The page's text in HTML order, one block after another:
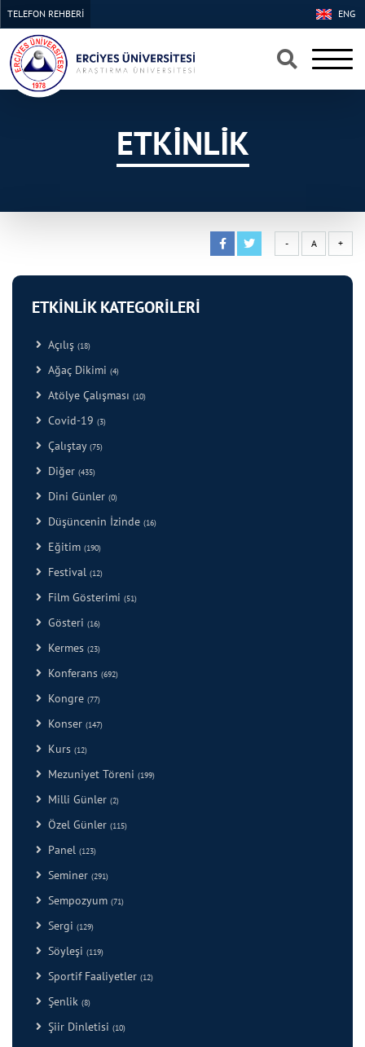
×
×
ENG
TELEFON REHBERİ
ETKİNLİK
- A +
ETKİNLİK KATEGORİLERİ
Açılış (18)
Ağaç Dikimi (4)
Atölye Çalışması (10)
Covid-19 (3)
Çalıştay (75)
Diğer (435)
Dini Günler (0)
Düşüncenin İzinde (16)
Eğitim (190)
Festival (12)
Film Gösterimi (51)
Gösteri (16)
Kermes (23)
Konferans (692)
Kongre (77)
Konser (147)
Kurs (12)
Mezuniyet Töreni (199)
Milli Günler (2)
Özel Günler (115)
Panel (123)
Seminer (291)
Sempozyum (71)
Sergi (129)
Söyleşi (119)
Sportif Faaliyetler (12)
Şenlik (8)
Şiir Dinletisi (10)